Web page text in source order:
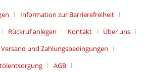
Information zur Barrierefreiheit
Rückruf anlegen Kontakt
Über uns
Versand und Zahlungsbedingungen
AGB